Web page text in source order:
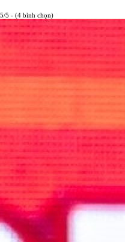
5/5 - (4 bình chọn)